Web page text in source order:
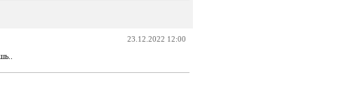
23.12.2022 12:00